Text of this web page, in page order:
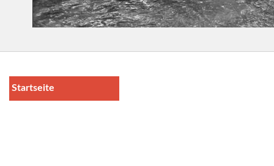
Startseite